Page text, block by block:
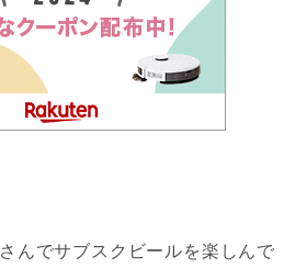
さんでサブスクビールを楽しんで